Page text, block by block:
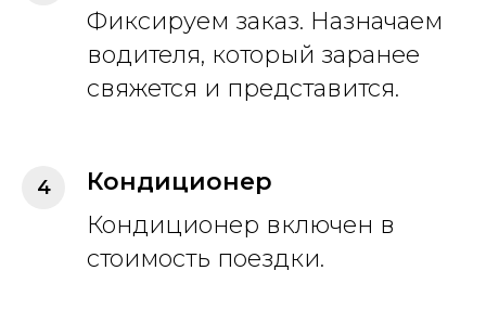
Фиксируем заказ. Назначаем
водителя, который заранее
свяжется и представится.
Кондиционер
Кондиционер включен в
стоимость поездки.